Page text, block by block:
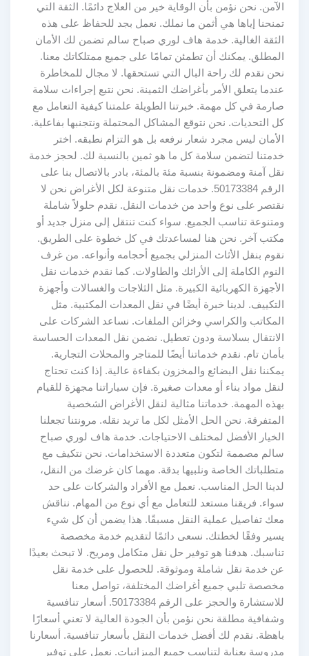
الآمن. نحن نؤمن بأن الوقاية خير من العلاج دائمًا. الثقة التي
تمنحنا إياها هي أثمن ما نملك. نعمل بجد للحفاظ على هذه
الثقة الغالية. خدمة هاف لوري صباح سالم تضمن لك الأمان
المطلق. يمكنك أن تطمئن تمامًا على جميع ممتلكاتك معنا.
نحن نقدم لك راحة البال التي تستحقها. لا مجال للمخاطرة
عندما يتعلق الأمر بأغراضك الثمينة. نحن نتبع إجراءات سلامة
صارمة في كل مهمة. خبرتنا الطويلة علمتنا كيفية التعامل مع
كل التحديات. نحن نتوقع المشاكل المحتملة ونتجنبها بفاعلية.
الأمان ليس مجرد شعار نرفعه بل هو التزام نطبقه. اختر
خدمتنا لتضمن سلامة كل ما هو ثمين بالنسبة لك. لحجز خدمة
نقل آمنة ومضمونة بنسبة مئة بالمئة، بادر بالاتصال بنا على
الرقم 50173384. خدمات نقل متنوعة لكل الأغراض نحن لا
نقتصر على نوع واحد من خدمات النقل. نقدم حلولاً شاملة
ومتنوعة تناسب الجميع. سواء كنت تنتقل إلى منزل جديد أو
مكتب آخر. نحن هنا لمساعدتك في كل خطوة على الطريق.
نقوم بنقل الأثاث المنزلي بجميع أحجامه وأنواعه. من غرف
النوم الكاملة إلى الأرائك والطاولات. كما نقدم خدمات نقل
الأجهزة الكهربائية الكبيرة. مثل الثلاجات والغسالات وأجهزة
التكييف. لدينا خبرة أيضًا في نقل المعدات المكتبية. مثل
المكاتب والكراسي وخزائن الملفات. نساعد الشركات على
الانتقال بسلاسة ودون تعطيل. نضمن نقل المعدات الحساسة
بأمان تام. نقدم خدماتنا أيضًا للمتاجر والمحلات التجارية.
يمكننا نقل البضائع والمخزون بكفاءة عالية. إذا كنت تحتاج
لنقل مواد بناء أو معدات صغيرة. فإن سياراتنا مجهزة للقيام
بهذه المهمة. خدماتنا مثالية لنقل الأغراض الشخصية
المتفرقة. نحن الحل الأمثل لكل ما تريد نقله. مرونتنا تجعلنا
الخيار الأفضل لمختلف الاحتياجات. خدمة هاف لوري صباح
سالم مصممة لتكون متعددة الاستخدامات. نحن نتكيف مع
متطلباتك الخاصة ونلبيها بدقة. مهما كان غرضك من النقل،
لدينا الحل المناسب. نعمل مع الأفراد والشركات على حد
سواء. فريقنا مستعد للتعامل مع أي نوع من المهام. نناقش
معك تفاصيل عملية النقل مسبقًا. هذا يضمن أن كل شيء
يسير وفقًا لخطتك. نسعى دائمًا لتقديم خدمة مخصصة
تناسبك. هدفنا هو توفير حل نقل متكامل ومريح. لا تبحث بعيدًا
عن خدمة نقل شاملة وموثوقة. للحصول على خدمة نقل
مخصصة تلبي جميع أغراضك المختلفة، تواصل معنا
للاستشارة والحجز على الرقم 50173384. أسعار تنافسية
وشفافية مطلقة نحن نؤمن بأن الجودة العالية لا تعني أسعارًا
باهظة. نقدم لك أفضل خدمات النقل بأسعار تنافسية. أسعارنا
مدروسة بعناية لتناسب جميع الميزانيات. نعمل على توفير